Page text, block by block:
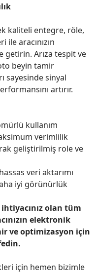
kaliteli entegre, röle,
ile aracınızın
Arıza tespit ve
beyin tamir
sayesinde sinyal
artırır.
kullanım
verimlilik
geliştirilmiş role ve
veri aktarımı
iyi görünürlük
olan tüm
elektronik
ve optimizasyon için
için hemen bizimle